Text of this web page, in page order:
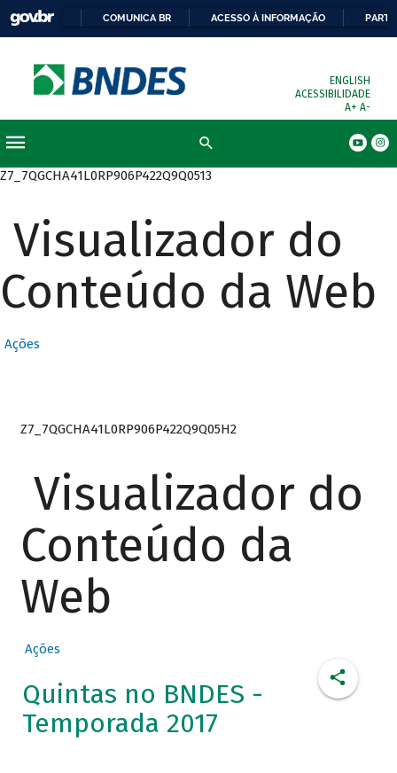
COMUNICA BR ACESSO À INFORMAÇÃO
ENGLISH
ACESSIBILIDADE
A+ A-
Z7_7QGCHA41L0RP906P422Q9Q0513
Visualizador do
Conteúdo da Web
Ações
Z7_7QGCHA41L0RP906P422Q9Q05H2
Visualizador do
Conteúdo da
Web
Ações
Quintas no BNDES -
Temporada 2017